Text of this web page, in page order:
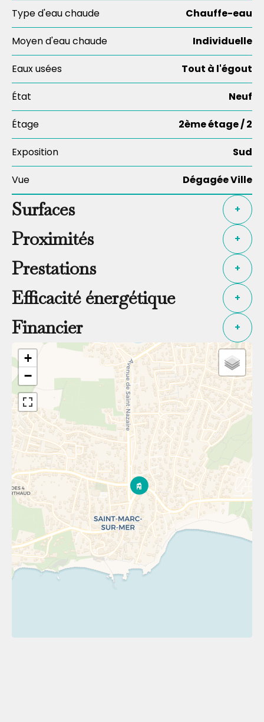
Type d'eau chaude Chauffe-eau
Moyen d'eau chaude Individuelle
Eaux usées Tout à l'égout
État Neuf
Étage 2ème étage / 2
Exposition Sud
Vue Dégagée Ville
Surfaces +
Proximités +
Prestations +
Efficacité énergétique +
Financier +
+
−